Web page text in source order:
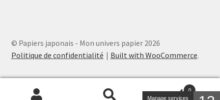
© Papiers japonais - Mon univers papier 2026
Politique de confidentialité
Built with WooCommerce.
0
Manage services